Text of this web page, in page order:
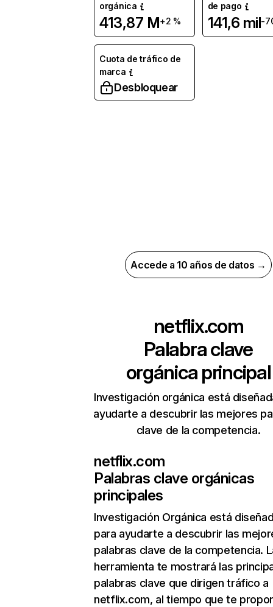
orgánica
413,87 M+2 %
de pago
141,6 mil-
Cuota de tráfico de
marca
Desbloquear
Accede a 10 años de datos →
netflix.com
Palabra clave
orgánica principal
Investigación orgánica está
ayudarte a descubrir las mejores
clave de la competencia.
netflix.com
Palabras clave orgánicas
principales
Investigación Orgánica está
para ayudarte a descubrir las
palabras clave de la competencia.
herramienta te mostrará las
palabras clave que dirigen tráfico a
netflix.com, al tiempo que te